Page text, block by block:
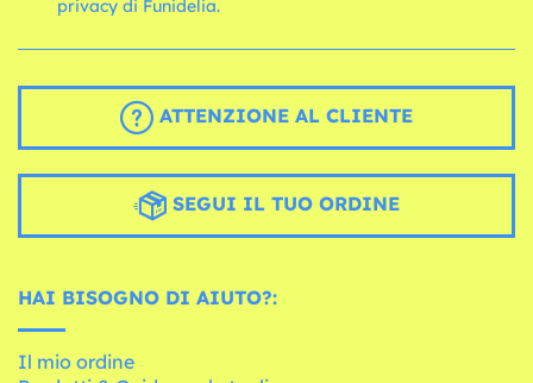
privacy di Funidelia.
ATTENZIONE AL CLIENTE
SEGUI IL TUO ORDINE
HAI BISOGNO DI AIUTO?:
Il mio ordine